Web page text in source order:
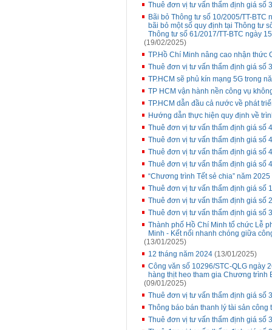
Thuê đơn vị tư vấn thẩm định giá số
Bãi bỏ Thông tư số 10/2005/TT-
bãi bỏ một số quy định tại Thông tư
Thông tư số 61/2017/TT-BTC ngày
(19/02/2025)
TP.Hồ Chí Minh nâng cao nhận thức
Thuê đơn vị tư vấn thẩm định giá số
TP.HCM sẽ phủ kín mạng 5G trong
TP HCM vận hành nền công vụ
TP.HCM dẫn đầu cả nước về phát
Hướng dẫn thực hiện quy định về
Thuê đơn vị tư vấn thẩm định giá số
Thuê đơn vị tư vấn thẩm định giá số
Thuê đơn vị tư vấn thẩm định giá số
Thuê đơn vị tư vấn thẩm định giá số
“Chương trình Tết sẻ chia” năm 2025
Thuê đơn vị tư vấn thẩm định giá số
Thuê đơn vị tư vấn thẩm định giá số
Thuê đơn vị tư vấn thẩm định giá số
Thành phố Hồ Chí Minh tổ chức Lễ
Minh - Kết nối nhanh chóng giữa
(13/01/2025)
12 tháng năm 2024 (13/01/2025)
Công văn số 10296/STC-QLG ngày
hàng thịt heo tham gia Chương
(09/01/2025)
Thuê đơn vị tư vấn thẩm định giá số
Thông báo bán thanh lý tài sản công
Thuê đơn vị tư vấn thẩm định giá số